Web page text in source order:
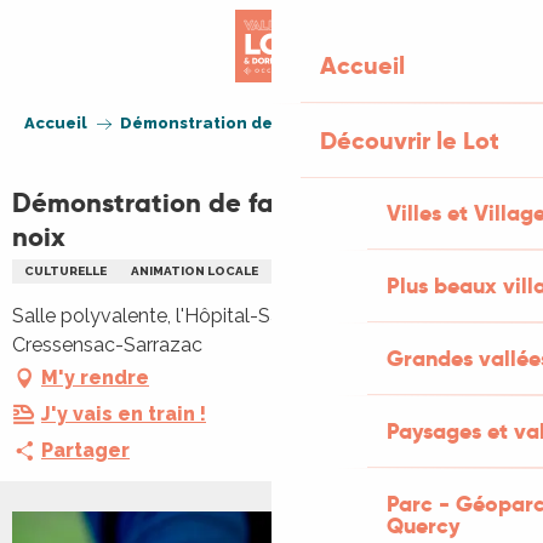
Accueil
Découvrir le Lot
Villes et
Plus beaux
Grandes
Paysages et
Parc -
Quercy
Accueil Démonstration de fabrication d'huile de noix
Démonstration de fabrication d'huile de
noix
CULTURELLE ANIMATION LOCALE
Salle polyvalente, l'Hôpital-Saint-Jean, 46600
Cressensac-Sarrazac
M'y rendre
J'y vais en train !
Partager